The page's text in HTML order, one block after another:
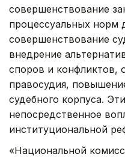
совершенствование
процессуальных норм
совершенствование
внедрение
споров и конфликтов,
правосудия,
судебного корпуса.
непосредственное
институциональной
«Национальной